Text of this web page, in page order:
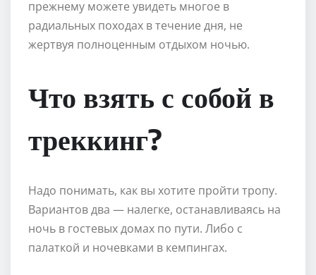
прежнему можете увидеть многое в
радиальных походах в течение дня, не
жертвуя полноценным отдыхом ночью.
Что взять с собой в
треккинг?
Надо понимать, как вы хотите пройти тропу.
Вариантов два — налегке, останавливаясь на
ночь в гостевых домах по пути. Либо с
палаткой и ночевками в кемпингах.